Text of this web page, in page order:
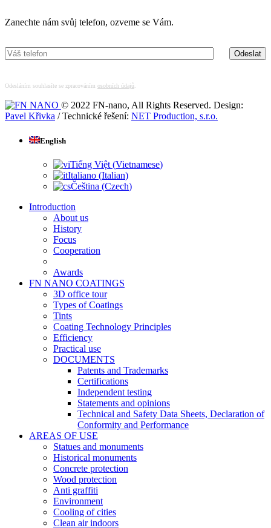
Zanechte nám svůj telefon, ozveme se Vám.
Odesláním souhlasíte se zpracováním osobních údajů
© 2022 FN-nano, All Rights Reserved. Design:
Pavel Křivka / Technické řešení: NET Production, s.r.o.
English
Tiếng Việt (Vietnamese)
Italiano (Italian)
Čeština (Czech)
Introduction
About us
History
Focus
Cooperation
Awards
FN NANO COATINGS
3D office tour
Types of Coatings
Tints
Coating Technology Principles
Efficiency
Practical use
DOCUMENTS
Patents and Trademarks
Certifications
Independent testing
Statements and opinions
Technical and Safety Data Sheets, Declaration of
Conformity and Performance
AREAS OF USE
Statues and monuments
Historical monuments
Concrete protection
Wood protection
Anti graffiti
Environment
Cooling of cities
Clean air indoors